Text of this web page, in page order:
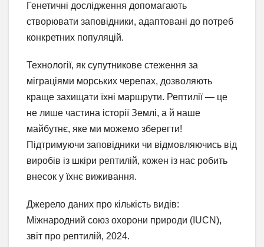
Генетичні дослідження допомагають
створювати заповідники, адаптовані до потреб
конкретних популяцій.
Технології, як супутникове стеження за
міграціями морських черепах, дозволяють
краще захищати їхні маршрути. Рептилії — це
не лише частина історії Землі, а й наше
майбутнє, яке ми можемо зберегти!
Підтримуючи заповідники чи відмовляючись від
виробів із шкіри рептилій, кожен із нас робить
внесок у їхнє виживання.
Джерело даних про кількість видів:
Міжнародний союз охорони природи (IUCN),
звіт про рептилій, 2024.